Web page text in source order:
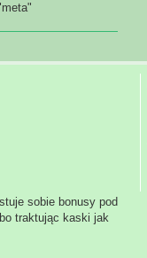
sobie bonusy pod
traktując kaski jak